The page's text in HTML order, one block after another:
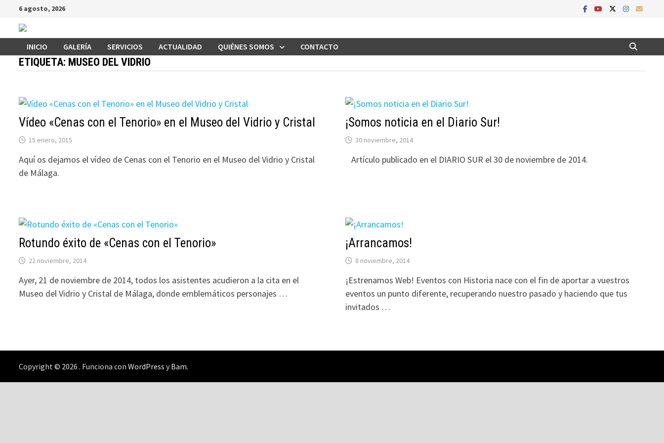
Saltar
contenido
6 agosto, 2026
INICIO GALERÍA SERVICIOS ACTUALIDAD QUIÉNES SOMOS CONTACTO
ETIQUETA: MUSEO DEL VIDRIO
Vídeo «Cenas con el Tenorio» en el Museo del Vidrio y Cristal
15 enero, 2015
Aquí os dejamos el vídeo de Cenas con el Tenorio en el Museo del Vidrio y Cristal
de Málaga.
¡Somos noticia en el Diario Sur!
30 noviembre, 2014
Artículo publicado en el DIARIO SUR el 30 de noviembre de 2014.
Rotundo éxito de «Cenas con el Tenorio»
22 noviembre, 2014
Ayer, 21 de noviembre de 2014, todos los asistentes acudieron a la cita en el
Museo del Vidrio y Cristal de Málaga, donde emblemáticos personajes …
¡Arrancamos!
8 noviembre, 2014
¡Estrenamos Web! Eventos con Historia nace con el fin de aportar a vuestros
eventos un punto diferente, recuperando nuestro pasado y haciendo que tus
invitados …
Copyright © 2026. Funciona conWordPress yBam.